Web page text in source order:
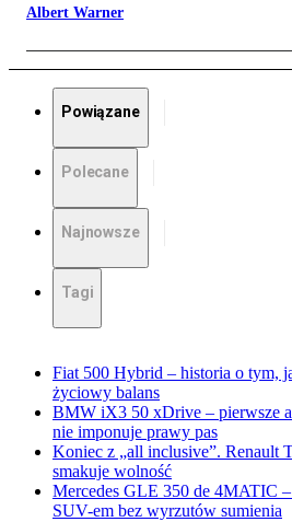
Albert Warner
Powiązane
Polecane
Najnowsze
Tagi
Fiat 500 Hybrid – historia o tym,
życiowy balans
BMW iX3 50 xDrive – pierwsze
nie imponuje prawy pas
Koniec z „all inclusive”. Renault
smakuje wolność
Mercedes GLE 350 de 4MATIC –
SUV-em bez wyrzutów sumienia